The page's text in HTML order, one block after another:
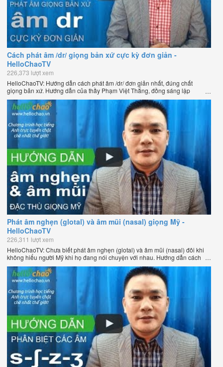
Cách phát âm /dr/ giọng bản xứ cực kỳ đơn giản -
HelloChaoTV
226,373 lượt xem
HelloChaoTV: Hướng dẫn cách phát âm /dr/ đơn giản nhất, đúng chất
giọng bản xứ. Hướng dẫn của thầy Phạm Việt Thắng, đồng sáng lập
HelloChao.vn - Chương trình dạy tiếng Anh trực tuyến chặt chẽ nhất thế
giới.
Phát âm nghẹn (glotal) và âm mũi (nasal) giọng Mỹ -
HelloChaoTV
226,311 lượt xem
HelloChaoTV: Chưa biết phát âm nghẹn (glotal) và âm mũi (nasal) đôi khi
không hiểu người Mỹ khi họ đang nói chuyện với nhau. Hướng dẫn cách
phát âm tiếng Anh giọng Mỹ theo phương pháp đọc tách ghép âm đặc biệt
của thầy Phạm Việt Thắng, đồng sáng lập HelloChao.vn - Chương trình
dạy tiếng Anh trực tuyến chặt chẽ nhất thế giới.